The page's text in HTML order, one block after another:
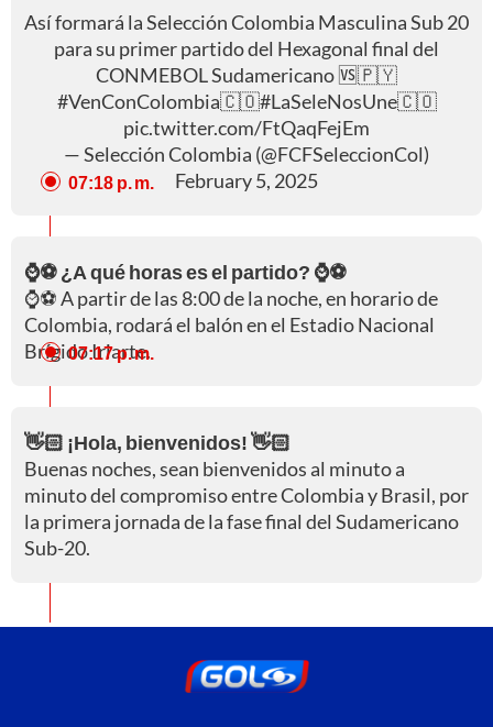
Así formará la Selección Colombia Masculina Sub 20
para su primer partido del Hexagonal final del
CONMEBOL Sudamericano 🆚🇵🇾
#VenConColombia🇨🇴#LaSeleNosUne🇨🇴
pic.twitter.com/FtQaqFejEm
— Selección Colombia (@FCFSeleccionCol)
February 5, 2025
07:18 p. m.
⌚⚽ ¿A qué horas es el partido? ⌚⚽
⌚⚽ A partir de las 8:00 de la noche, en horario de
Colombia, rodará el balón en el Estadio Nacional
Brígido Iriarte.
07:17 p. m.
👋🏻 ¡Hola, bienvenidos! 👋🏻
Buenas noches, sean bienvenidos al minuto a
minuto del compromiso entre Colombia y Brasil, por
la primera jornada de la fase final del Sudamericano
Sub-20.